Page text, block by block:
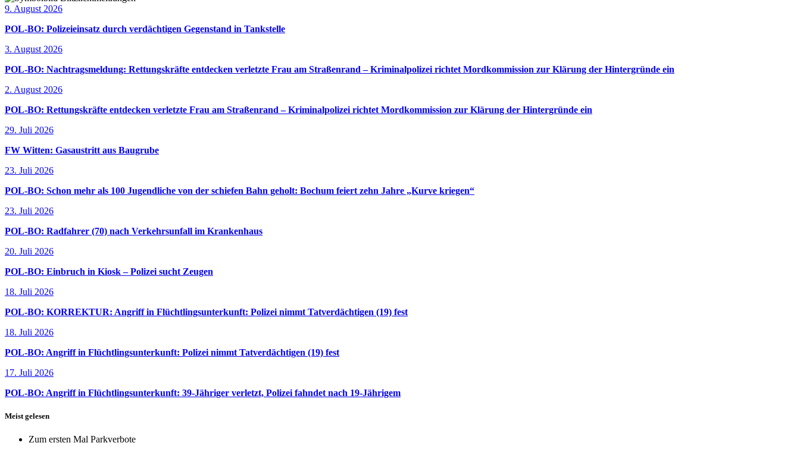
9. August 2026
POL-BO: Polizeieinsatz durch verdächtigen Gegenstand in Tankstelle
3. August 2026
POL-BO: Nachtragsmeldung: Rettungskräfte entdecken verletzte Frau am Straßenrand – Kriminalpolizei richtet Mordkommission zur Klärung der Hintergründe ein
2. August 2026
POL-BO: Rettungskräfte entdecken verletzte Frau am Straßenrand – Kriminalpolizei richtet Mordkommission zur Klärung der Hintergründe ein
29. Juli 2026
FW Witten: Gasaustritt aus Baugrube
23. Juli 2026
POL-BO: Schon mehr als 100 Jugendliche von der schiefen Bahn geholt: Bochum feiert zehn Jahre „Kurve kriegen“
23. Juli 2026
POL-BO: Radfahrer (70) nach Verkehrsunfall im Krankenhaus
20. Juli 2026
POL-BO: Einbruch in Kiosk – Polizei sucht Zeugen
18. Juli 2026
POL-BO: KORREKTUR: Angriff in Flüchtlingsunterkunft: Polizei nimmt Tatverdächtigen (19) fest
18. Juli 2026
POL-BO: Angriff in Flüchtlingsunterkunft: Polizei nimmt Tatverdächtigen (19) fest
17. Juli 2026
POL-BO: Angriff in Flüchtlingsunterkunft: 39-Jähriger verletzt, Polizei fahndet nach 19-Jährigem
Meist gelesen
Zum ersten Mal Parkverbote